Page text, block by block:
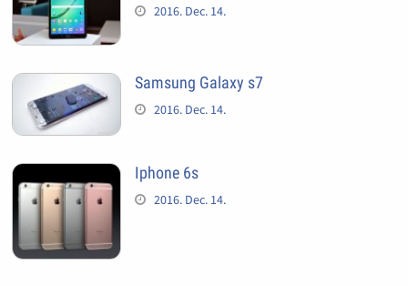
2016. Dec. 14.
Samsung Galaxy s7
2016. Dec. 14.
Iphone 6s
2016. Dec. 14.